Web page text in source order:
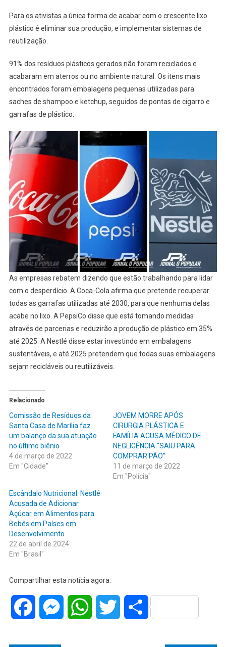
Para os ativistas a única forma de acabar com o crescente lixo
plástico é eliminar sua produção, e implementar sistemas de
reutilização.
91% dos resíduos plásticos gerados não foram reciclados e
acabaram em aterros ou no ambiente natural. Os itens mais
encontrados foram embalagens pequenas utilizadas para
saches de shampoo e ketchup, seguidos de pontas de cigarro e
garrafas de plástico.
As empresas rebatem dizendo que estão trabalhando para lidar
com o desperdício. A Coca-Cola afirma que pretende recuperar
todas as garrafas utilizadas até 2030, para que nenhuma delas
acabe no lixo. A PepsiCo disse que está tomando medidas
através de parcerias e reduzirão a produção de plástico em 35%
até 2025. A Nestlé disse estar investindo em embalagens
sustentáveis, e até 2025 pretendem que todas suas embalagens
sejam recicláveis ou reutilizáveis.
Relacionado
Comissão de Resíduos da
Santa Casa de Marília faz
um balanço da sua atuação
no último biênio
4 de março de 2022
Em "Cidade"
JOVEM MORRE APÓS
CIRURGIA PLÁSTICA E
FAMÍLIA ACUSA MÉDICO DE
NEGLIGÊNCIA “SAIU PARA
COMPRAR PÃO”
11 de março de 2022
Em "Polícia"
Escândalo Nutricional: Nestlé
Acusada de Adicionar
Açúcar em Alimentos para
Bebês em Países em
Desenvolvimento
22 de abril de 2024
Em "Brasil"
Compartilhar esta notícia agora:
Facebook MessengerWhatsAppTwitter Share